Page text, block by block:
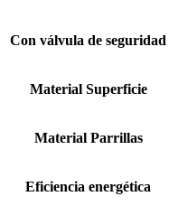
Con válvula de seguridad
Material Superficie
Material Parrillas
Eficiencia energética